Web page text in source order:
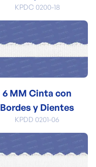
KPDC 0200-18
6 MM Cinta con
Bordes y Dientes
KPDD 0201-06